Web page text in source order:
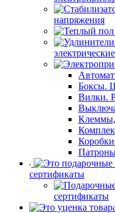
напряжения
электрические
Боксы.
Вилки.
сертификаты
сертификаты